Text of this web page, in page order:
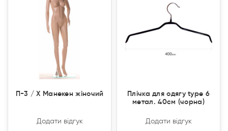
П-3 / X Манекен жіночий
Додати відгук
Плічка для одягу type 6
метал. 40см (чорна)
Додати відгук